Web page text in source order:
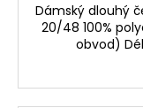
Dámský dlouhý
20/48 100%
obvod)